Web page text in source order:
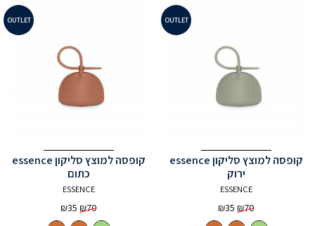
OUTLET
קופסה למוצץ סליקון essence
ירוק
ESSENCE
₪70
המחיר
המקורי
₪35
הנוכחי
OUTLET
קופסה למוצץ סליקון essence
כתום
ESSENCE
₪70
המחיר
המקורי
₪35
הנוכחי